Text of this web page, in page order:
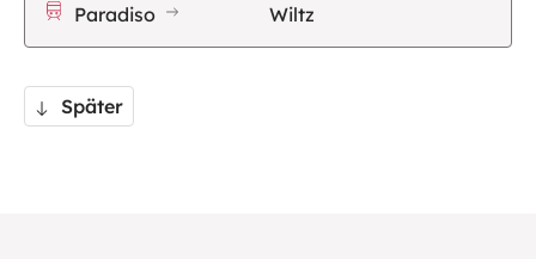
Paradiso Wiltz
Später